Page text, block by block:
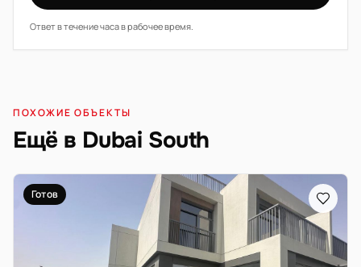
Ответ в течение часа в рабочее время.
ПОХОЖИЕ ОБЪЕКТЫ
Ещё в Dubai South
Готов